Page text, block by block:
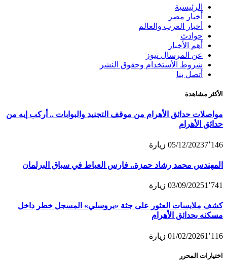
الرئيسية
أخبار مصر
أخبار العرب والعالم
حوادث
أهم الأخبار
عن المرسال نيوز
شروط الأستخدام وحقوق النشر
أتصل بنا
الأكثر مشاهدة
مواصلات حدائق الأهرام من موقف التجنيد والبوابات .. أركب إيه من
حدائق الأهرام
05/12/20237٬146 زيارة
المهندس محمد رشاد حمزة.. فارس العياط في سباق البرلمان
03/09/20251٬741 زيارة
كشف ملابسات العثور على جثة «بروسلي» المسجل خطر داخل
مسكنه بحدائق الأهرام
01/02/20261٬116 زيارة
اختيارات المحرر